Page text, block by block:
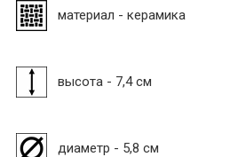
материал - керамика
высота - 7,4 см
диаметр - 5,8 см